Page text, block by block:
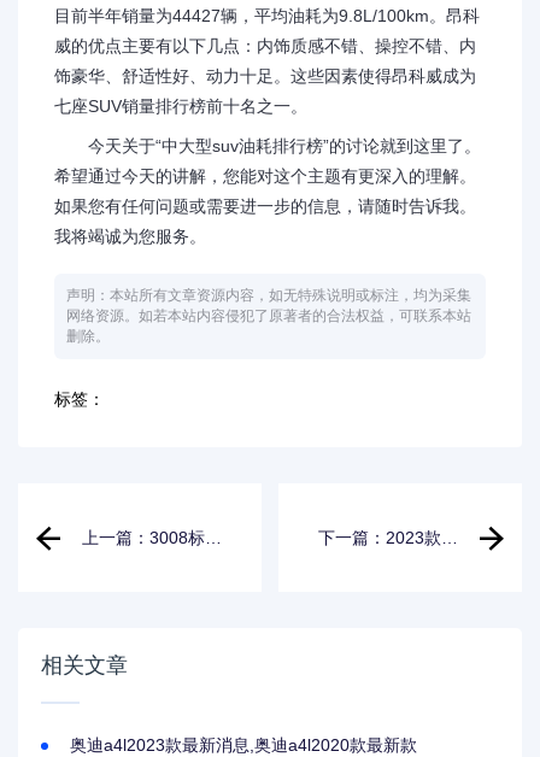
目前半年销量为44427辆，平均油耗为9.8L/100km。昂科
威的优点主要有以下几点：内饰质感不错、操控不错、内
饰豪华、舒适性好、动力十足。这些因素使得昂科威成为
七座SUV销量排行榜前十名之一。
今天关于“中大型suv油耗排行榜”的讨论就到这里了。
希望通过今天的讲解，您能对这个主题有更深入的理解。
如果您有任何问题或需要进一步的信息，请随时告诉我。
我将竭诚为您服务。
声明：本站所有文章资源内容，如无特殊说明或标注，均为采集
网络资源。如若本站内容侵犯了原著者的合法权益，可联系本站
删除。
标签：
上一篇：3008标致
下一篇：2023款宝
相关文章
奥迪a4l2023款最新消息,奥迪a4l2020款最新款